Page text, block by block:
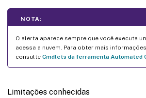
NOTA:
O alerta aparece sempre que você executa
acessa a nuvem. Para obter mais
consulte Cmdlets da ferramenta Automated
Limitações conhecidas